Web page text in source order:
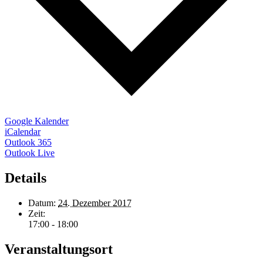
Google Kalender
iCalendar
Outlook 365
Outlook Live
Details
Datum: 24. Dezember 2017
Zeit:
17:00 - 18:00
Veranstaltungsort